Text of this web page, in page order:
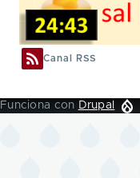
Canal RSS
Funciona con Drupal